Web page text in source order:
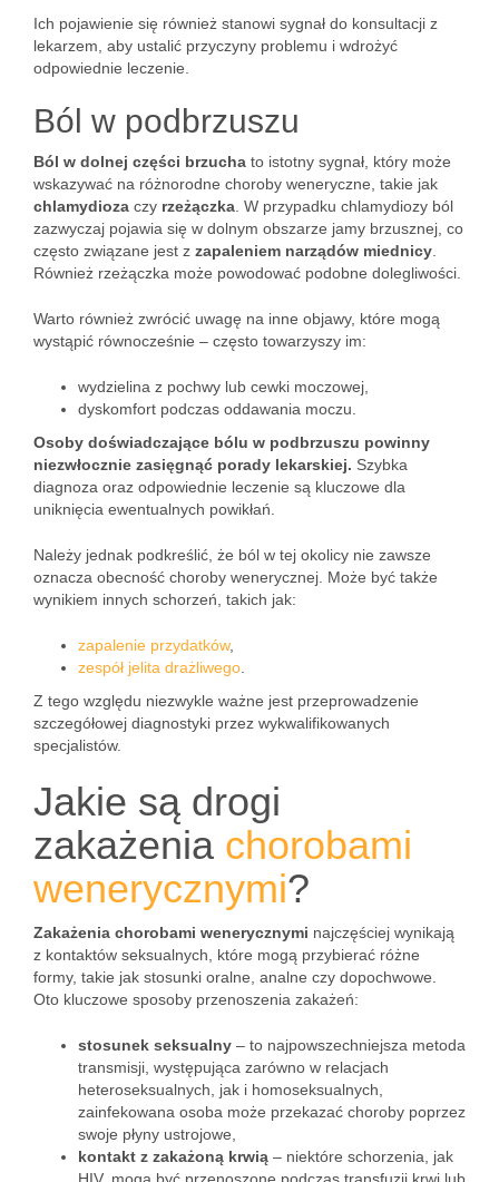
Ich pojawienie się również stanowi sygnał do konsultacji z
lekarzem, aby ustalić przyczyny problemu i wdrożyć
odpowiednie leczenie.
Ból w podbrzuszu
Ból w dolnej części brzucha to istotny sygnał, który może
wskazywać na różnorodne choroby weneryczne, takie jak
chlamydioza czy rzeżączka . W przypadku chlamydiozy ból
zazwyczaj pojawia się w dolnym obszarze jamy brzusznej, co
często związane jest z zapaleniem narządów miednicy
Również rzeżączka może powodować podobne dolegliwości.
Warto również zwrócić uwagę na inne objawy, które mogą
wystąpić równocześnie – często towarzyszy im:
wydzielina z pochwy lub cewki moczowej,
dyskomfort podczas oddawania moczu.
Osoby doświadczające bólu w podbrzuszu powinny
niezwłocznie zasięgnąć porady lekarskiej. Szybka
diagnoza oraz odpowiednie leczenie są kluczowe dla
uniknięcia ewentualnych powikłań.
Należy jednak podkreślić, że ból w tej okolicy nie zawsze
oznacza obecność choroby wenerycznej. Może być także
wynikiem innych schorzeń, takich jak:
zapalenie przydatków,
zespół jelita drażliwego
Z tego względu niezwykle ważne jest przeprowadzenie
szczegółowej diagnostyki przez wykwalifikowanych
specjalistów.
Jakie są drogi
zakażenia chorobami
wenerycznymi?
Zakażenia chorobami wenerycznymi najczęściej wynikają
z kontaktów seksualnych, które mogą przybierać różne
formy, takie jak stosunki oralne, analne czy dopochwowe.
Oto kluczowe sposoby przenoszenia zakażeń:
stosunek seksualny – to najpowszechniejsza metoda
transmisji, występująca zarówno w relacjach
heteroseksualnych, jak i homoseksualnych,
zainfekowana osoba może przekazać choroby poprzez
swoje płyny ustrojowe,
kontakt z zakażoną krwią – niektóre schorzenia, jak